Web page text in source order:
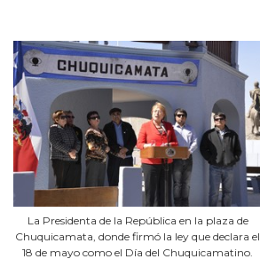
La Presidenta de la República en la plaza de
Chuquicamata, donde firmó la ley que declara el
18 de mayo como el Día del Chuquicamatino.